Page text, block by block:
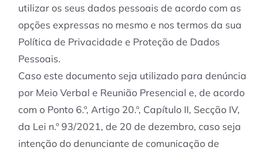
utilizar os seus dados pessoais de acordo com as
opções expressas no mesmo e nos termos da sua
Política de Privacidade e Proteção de Dados
Pessoais.
Caso este documento seja utilizado para denúncia
por Meio Verbal e Reunião Presencial e, de acordo
com o Ponto 6.º, Artigo 20.º, Capítulo II, Secção IV,
da Lei n.º 93/2021, de 20 de dezembro, caso seja
intenção do denunciante de comunicação de